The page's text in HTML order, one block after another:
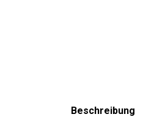
Beschreibung